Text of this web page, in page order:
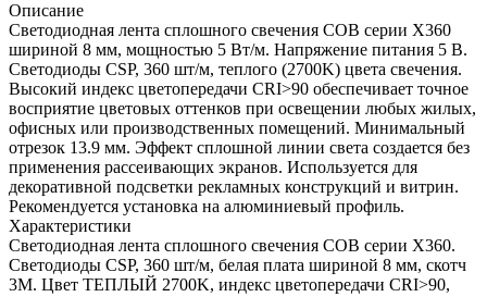
Описание
Светодиодная лента сплошного свечения COB серии X360
шириной 8 мм, мощностью 5 Вт/м. Напряжение питания 5 В.
Светодиоды CSP, 360 шт/м, теплого (2700K) цвета свечения.
Высокий индекс цветопередачи CRI>90 обеспечивает точное
восприятие цветовых оттенков при освещении любых жилых,
офисных или производственных помещений. Минимальный
отрезок 13.9 мм. Эффект сплошной линии света создается без
применения рассеивающих экранов. Используется для
декоративной подсветки рекламных конструкций и витрин.
Рекомендуется установка на алюминиевый профиль.
Характеристики
Светодиодная лента сплошного свечения COB серии X360.
Светодиоды CSP, 360 шт/м, белая плата шириной 8 мм, скотч
3M. Цвет ТЕПЛЫЙ 2700K, индекс цветопередачи CRI>90,